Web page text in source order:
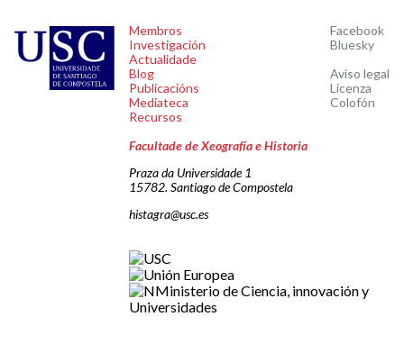
Membros
Investigación
Actualidade
Blog
Publicacións
Mediateca
Recursos
Facebook
Bluesky
Aviso legal
Licenza
Colofón
Facultade de Xeografía e Historia
Praza da Universidade 1
15782. Santiago de Compostela
histagra@usc.es